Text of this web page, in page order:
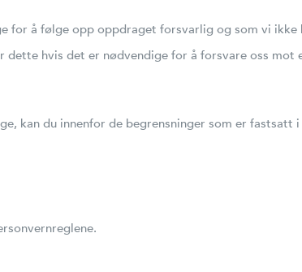
for å følge opp oppdraget forsvarlig og som vi
hvis det er nødvendige for å forsvare oss mot
kan du innenfor de begrensninger som er fastsatt